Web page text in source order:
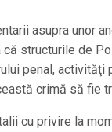
asupra unor
că structurile de
penal,
crimă să fie
cu privire la